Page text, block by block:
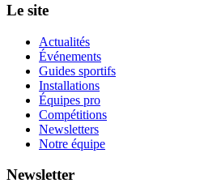
Le site
Actualités
Événements
Guides sportifs
Installations
Équipes pro
Compétitions
Newsletters
Notre équipe
Newsletter